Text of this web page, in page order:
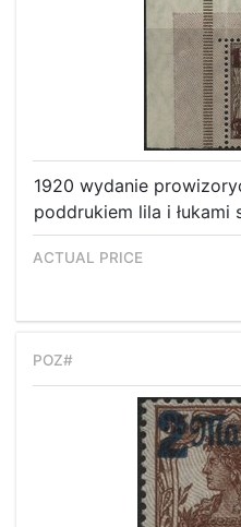
1920 wydanie
poddrukiem lila i